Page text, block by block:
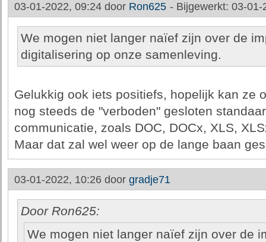
03-01-2022, 09:24 door Ron625 - Bijgewerkt: 03-01-
We mogen niet langer naïef zijn over de
digitalisering op onze samenleving.
Gelukkig ook iets positiefs, hopelijk kan ze
nog steeds de "verboden" gesloten
communicatie, zoals DOC, DOCx, XLS,
Maar dat zal wel weer op de lange baan
03-01-2022, 10:26 door gradje71
Door Ron625:
We mogen niet langer naïef zijn over de